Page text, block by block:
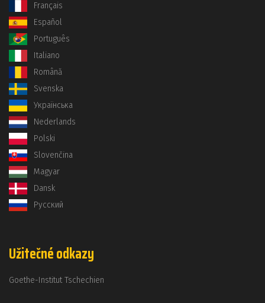
Français
Español
Português
Italiano
Română
Svenska
Українська
Nederlands
Polski
Slovenčina
Magyar
Dansk
Русский
Užitečné odkazy
Goethe-Institut Tschechien